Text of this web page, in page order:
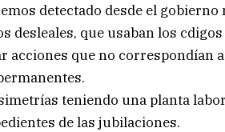
detectado desde el
desleales, que usaban los
acciones que no correspondían
teniendo una planta
de las jubilaciones.